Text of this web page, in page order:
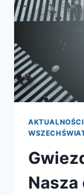
AKTUALNOŚCI